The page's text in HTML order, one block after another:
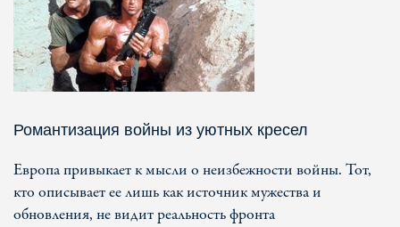
Романтизация войны из уютных кресел
Европа привыкает к мысли о неизбежности войны. Тот,
кто описывает ее лишь как источник мужества и
обновления, не видит реальность фронта